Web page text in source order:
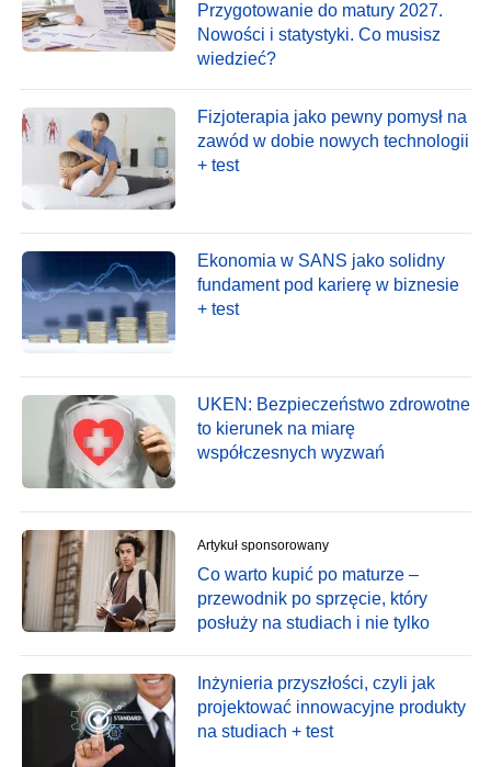
Przygotowanie do matury 2027.
Nowości i statystyki. Co musisz
wiedzieć?
Fizjoterapia jako pewny pomysł na
zawód w dobie nowych technologii
+ test
Ekonomia w SANS jako solidny
fundament pod karierę w biznesie
+ test
UKEN: Bezpieczeństwo zdrowotne
to kierunek na miarę
współczesnych wyzwań
Artykuł sponsorowany
Co warto kupić po maturze –
przewodnik po sprzęcie, który
posłuży na studiach i nie tylko
Inżynieria przyszłości, czyli jak
projektować innowacyjne produkty
na studiach + test